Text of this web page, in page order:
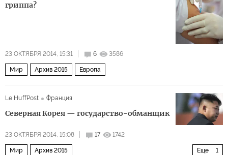
гриппа?
23 ОКТЯБРЯ 2014, 15:31 6 3586
Мир Архив 2015 Европа
Le HuffPost Франция
Северная Корея — государство-обманщик
23 ОКТЯБРЯ 2014, 15:08 17 1742
Еще 1
Мир Архив 2015